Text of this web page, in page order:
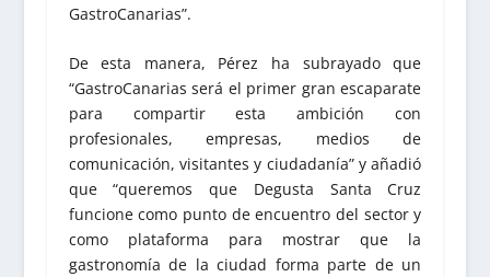
GastroCanarias”.
De esta manera, Pérez ha subrayado que
“GastroCanarias será el primer gran escaparate
para compartir esta ambición con
profesionales, empresas, medios de
comunicación, visitantes y ciudadanía” y añadió
que “queremos que Degusta Santa Cruz
funcione como punto de encuentro del sector y
como plataforma para mostrar que la
gastronomía de la ciudad forma parte de un